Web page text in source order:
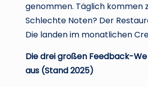
genommen. Täglich kommen
Schlechte Noten? Der
Die landen im monatlichen
Die drei großen Feedback-
aus (Stand 2025)